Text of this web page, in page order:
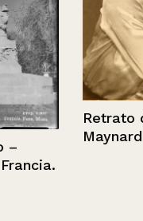
Retrato de Ana
Maynard Nyborg